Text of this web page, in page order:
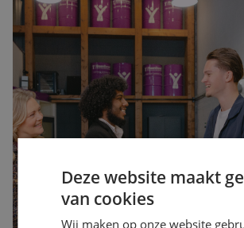
Deze website maakt
van cookies
Wij maken op onze website